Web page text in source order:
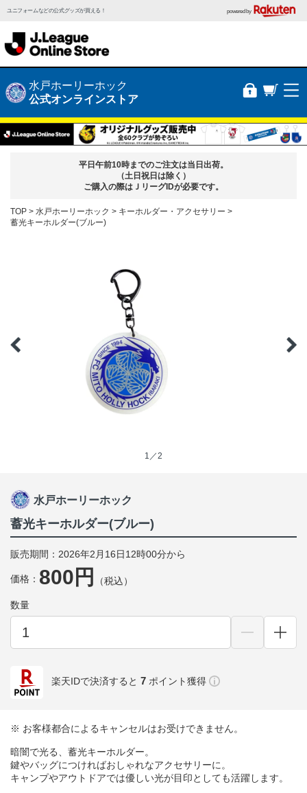
ユニフォームなどの公式グッズが買える！ powered by
水戸ホーリーホック
公式オンラインストア
平日午前10時までのご注文は当日出荷。
（土日祝日は除く）
ご購入の際はＪリーグIDが必要です。
TOP 水戸ホーリーホック
キーホルダー・アクセサリー
蓄光キーホルダー(ブルー)
1／2
水戸ホーリーホック
蓄光キーホルダー(ブルー)
販売期間：2026年2月16日12時00分から
価格： 800円 （税込）
数量
楽天IDで決済すると 7 ポイント獲得
※ お客様都合によるキャンセルはお受けできません。
暗闇で光る、蓄光キーホルダー。
鍵やバッグにつければおしゃれなアクセサリーに。
キャンプやアウトドアでは優しい光が目印としても活躍します。